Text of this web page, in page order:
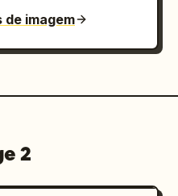
de imagem
2